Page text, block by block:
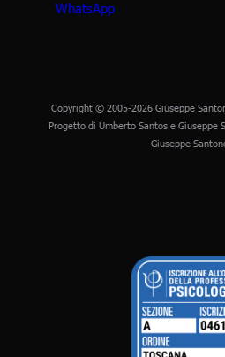
Copyright © 2005-2026 Giuseppe
Progetto di Umberto Santos e Giuseppe
Giuseppe